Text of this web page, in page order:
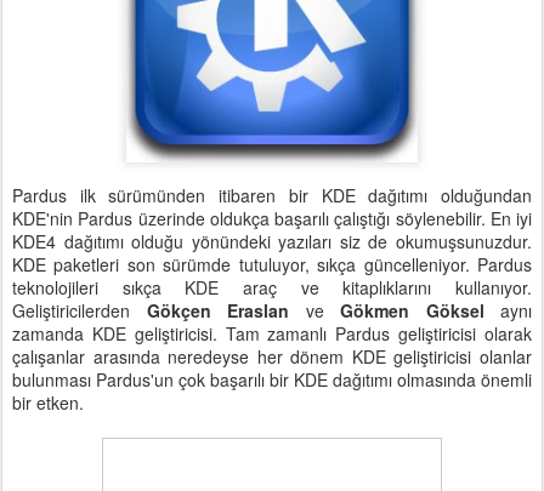
Pardus ilk sürümünden itibaren bir KDE dağıtımı olduğundan
KDE'nin Pardus üzerinde oldukça başarılı çalıştığı söylenebilir. En iyi
KDE4 dağıtımı olduğu yönündeki yazıları siz de okumuşsunuzdur.
KDE paketleri son sürümde tutuluyor, sıkça güncelleniyor. Pardus
teknolojileri sıkça KDE araç ve kitaplıklarını kullanıyor.
Geliştiricilerden Gökçen Eraslan ve Gökmen Göksel aynı
zamanda KDE geliştiricisi. Tam zamanlı Pardus geliştiricisi olarak
çalışanlar arasında neredeyse her dönem KDE geliştiricisi olanlar
bulunması Pardus'un çok başarılı bir KDE dağıtımı olmasında önemli
bir etken.